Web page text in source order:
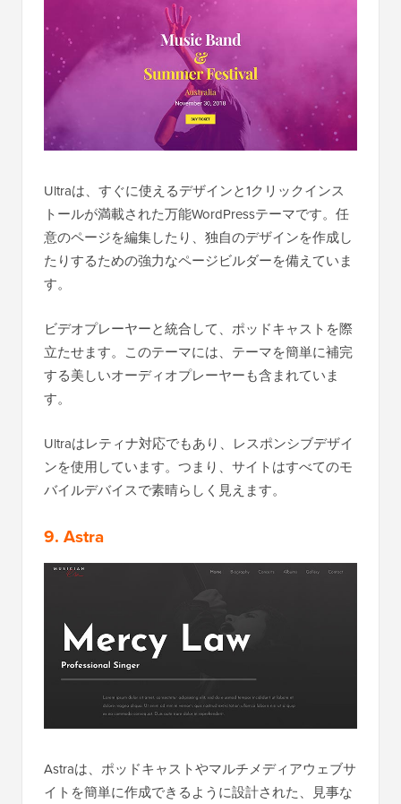
Ultraは、すぐに使えるデザインと1クリックインス
トールが満載された万能WordPressテーマです。任
意のページを編集したり、独自のデザインを作成し
たりするための強力なページビルダーを備えていま
す。
ビデオプレーヤーと統合して、ポッドキャストを際
立たせます。このテーマには、テーマを簡単に補完
する美しいオーディオプレーヤーも含まれていま
す。
Ultraはレティナ対応でもあり、レスポンシブデザイ
ンを使用しています。つまり、サイトはすべてのモ
バイルデバイスで素晴らしく見えます。
9. Astra
Astraは、ポッドキャストやマルチメディアウェブサ
イトを簡単に作成できるように設計された、見事な